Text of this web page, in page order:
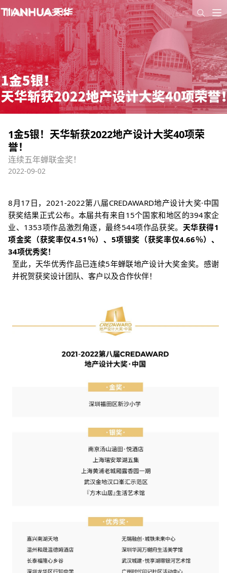
1金5银！天华斩获2022地产设计大奖40项荣
誉！
连续五年蝉联金奖！
2022-09-02
8月17日，2021-2022第八届CREDAWARD地产设计大奖·中国
获奖结果正式公布。本届共有来自15个国家和地区的394家企
业、1353项作品激烈角逐，最终544项作品获奖。 天华获得1
项金奖（获奖率仅4.51％）、5项银奖（获奖率仅4.66％）、
34项优秀奖！
至此，天华优秀作品已连续5年蝉联地产设计大奖金奖。感谢
并祝贺获奖设计团队、客户以及合作伙伴！